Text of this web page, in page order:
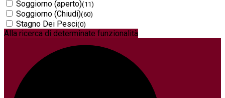
Soggiorno (aperto)(11)
Soggiorno (Chiudi)(60)
Stagno Dei Pesci(0)
Alla ricerca di determinate funzionalità